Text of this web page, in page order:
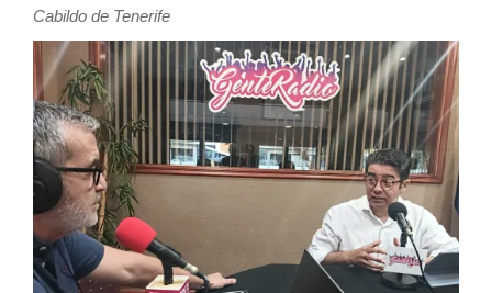
Cabildo de Tenerife